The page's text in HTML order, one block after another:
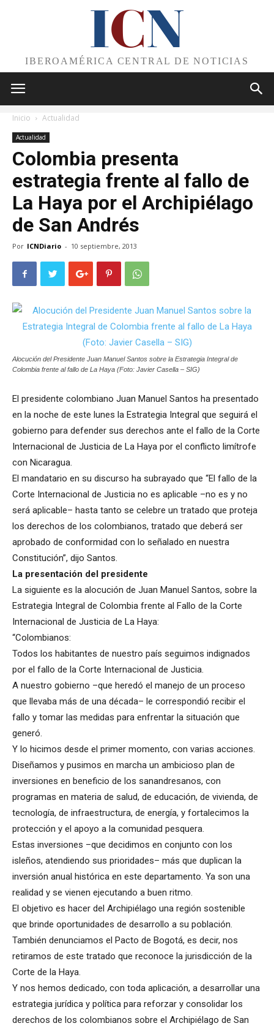
ICN
IBEROAMÉRICA CENTRAL DE NOTICIAS
Inicio Actualidad
Actualidad
Colombia presenta
estrategia frente al fallo de
La Haya por el Archipiélago
de San Andrés
Por ICNDiario - 10 septiembre, 2013
Alocución del Presidente Juan Manuel Santos sobre la Estrategia Integral de
Colombia frente al fallo de La Haya (Foto: Javier Casella – SIG)
El presidente colombiano Juan Manuel Santos ha presentado
en la noche de este lunes la Estrategia Integral que seguirá el
gobierno para defender sus derechos ante el fallo de la Corte
Internacional de Justicia de La Haya por el conflicto limítrofe
con Nicaragua.
El mandatario en su discurso ha subrayado que “El fallo de la
Corte Internacional de Justicia no es aplicable –no es y no
será aplicable– hasta tanto se celebre un tratado que proteja
los derechos de los colombianos, tratado que deberá ser
aprobado de conformidad con lo señalado en nuestra
Constitución”, dijo Santos.
La presentación del presidente
La siguiente es la alocución de Juan Manuel Santos, sobre la
Estrategia Integral de Colombia frente al Fallo de la Corte
Internacional de Justicia de La Haya:
“Colombianos:
Todos los habitantes de nuestro país seguimos indignados
por el fallo de la Corte Internacional de Justicia.
A nuestro gobierno –que heredó el manejo de un proceso
que llevaba más de una década– le correspondió recibir el
fallo y tomar las medidas para enfrentar la situación que
generó.
Y lo hicimos desde el primer momento, con varias acciones.
Diseñamos y pusimos en marcha un ambicioso plan de
inversiones en beneficio de los sanandresanos, con
programas en materia de salud, de educación, de vivienda, de
tecnología, de infraestructura, de energía, y fortalecimos la
protección y el apoyo a la comunidad pesquera.
Estas inversiones –que decidimos en conjunto con los
isleños, atendiendo sus prioridades– más que duplican la
inversión anual histórica en este departamento. Ya son una
realidad y se vienen ejecutando a buen ritmo.
El objetivo es hacer del Archipiélago una región sostenible
que brinde oportunidades de desarrollo a su población.
También denunciamos el Pacto de Bogotá, es decir, nos
retiramos de este tratado que reconoce la jurisdicción de la
Corte de la Haya.
Y nos hemos dedicado, con toda aplicación, a desarrollar una
estrategia jurídica y política para reforzar y consolidar los
derechos de los colombianos sobre el Archipiélago de San